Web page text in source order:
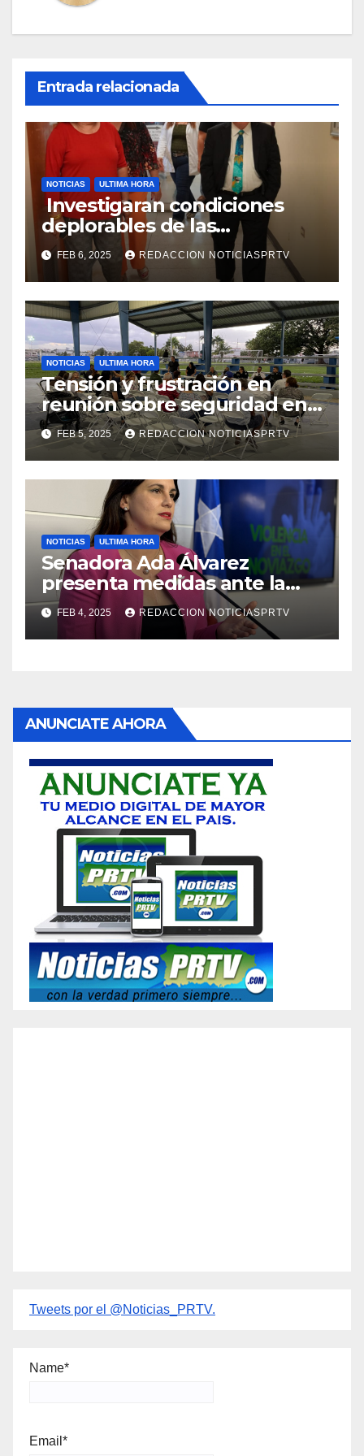
Entrada relacionada
NOTICIAS ULTIMA HORA
Investigaran condiciones
deplorables de las
facilidades el Departamento
de la Salud en Mayagüez
FEB 6, 2025 REDACCION NOTICIASPRTV
NOTICIAS ULTIMA HORA
Tensión y frustración en
reunión sobre seguridad en
Reparto Metropolitano
FEB 5, 2025 REDACCION NOTICIASPRTV
NOTICIAS ULTIMA HORA
Senadora Ada Álvarez
presenta medidas ante la
violencia en el noviazgo
FEB 4, 2025 REDACCION NOTICIASPRTV
ANUNCIATE AHORA
Tweets por el @Noticias_PRTV.
Name*
Email*